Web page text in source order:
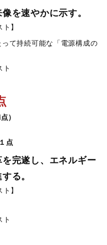
を速やかに示す。
】
て持続可能な「電源構成の
ト
）
点
完遂し、エネルギー
る。
】
ト